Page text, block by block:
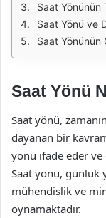
Saat Yönünün
Saat Yönü ve
Saat Yönünün
Saat Yönü
Saat yönü,
dayanan bir
yönü ifade eder ve
Saat yönü, günlük
mühendislik ve
oynamaktadır.